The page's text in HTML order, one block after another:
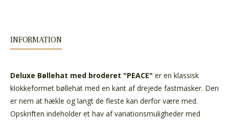
INFORMATION
Deluxe Bøllehat med broderet "PEACE" er en klassisk
klokkeformet bøllehat med en kant af drejede fastmasker. Den
er nem at hækle og langt de fleste kan derfor være med.
Opskriften indeholder et hav af variationsmuligheder med